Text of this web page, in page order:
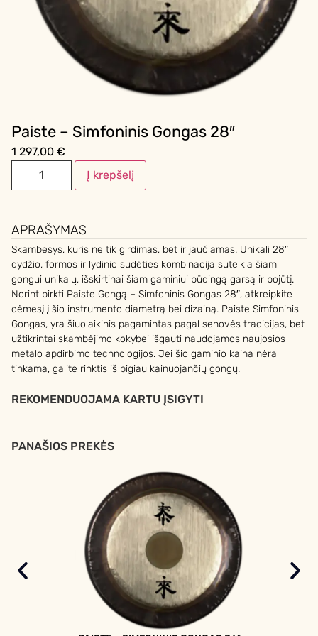
Paiste – Simfoninis Gongas 28″
1 297,00 €
Į krepšelį
APRAŠYMAS
Skambesys, kuris ne tik girdimas, bet ir jaučiamas. Unikali 28″
dydžio, formos ir lydinio sudėties kombinacija suteikia šiam
gongui unikalų, išskirtinai šiam gaminiui būdingą garsą ir pojūtį.
Norint pirkti Paiste Gongą – Simfoninis Gongas 28″, atkreipkite
dėmesį į šio instrumento diametrą bei dizainą. Paiste Simfoninis
Gongas, yra šiuolaikinis pagamintas pagal senovės tradicijas, bet
užtikrintai skambėjimo kokybei išgauti naudojamos naujosios
metalo apdirbimo technologijos. Jei šio gaminio kaina nėra
tinkama, galite rinktis iš pigiau kainuojančių gongų.
REKOMENDUOJAMA KARTU ĮSIGYTI
PANAŠIOS PREKĖS